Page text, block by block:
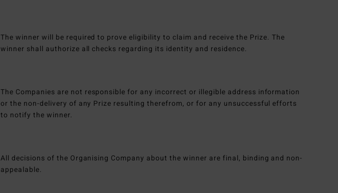
The winner will be required to prove eligibility to claim and receive the Prize. The
winner shall authorize all checks regarding its identity and residence.
The Companies are not responsible for any incorrect or illegible address information
or the non-delivery of any Prize resulting therefrom, or for any unsuccessful efforts
to notify the winner.
All decisions of the Organising Company about the winner are final, binding and non-
appealable.